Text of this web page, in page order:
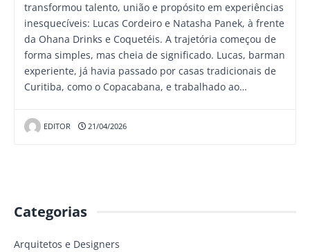
transformou talento, união e propósito em experiências
inesquecíveis: Lucas Cordeiro e Natasha Panek, à frente
da Ohana Drinks e Coquetéis. A trajetória começou de
forma simples, mas cheia de significado. Lucas, barman
experiente, já havia passado por casas tradicionais de
Curitiba, como o Copacabana, e trabalhado ao…
EDITOR 21/04/2026
Categorias
Arquitetos e Designers